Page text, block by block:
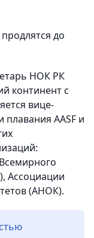
до
НОК РК
континент с
вице-
AASF и
Ассоциации
(АНОК).